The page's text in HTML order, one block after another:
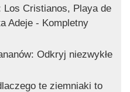
Los Cristianos, Playa de
Adeje - Kompletny
Odkryj niezwykłe
te ziemniaki to